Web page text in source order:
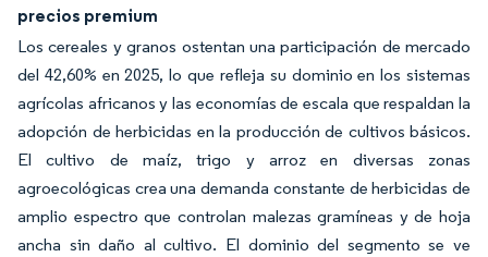
precios premium
Los cereales y granos ostentan una participación de mercado
del 42,60% en 2025, lo que refleja su dominio en los sistemas
agrícolas africanos y las economías de escala que respaldan la
adopción de herbicidas en la producción de cultivos básicos.
El cultivo de maíz, trigo y arroz en diversas zonas
agroecológicas crea una demanda constante de herbicidas de
amplio espectro que controlan malezas gramíneas y de hoja
ancha sin daño al cultivo. El dominio del segmento se ve